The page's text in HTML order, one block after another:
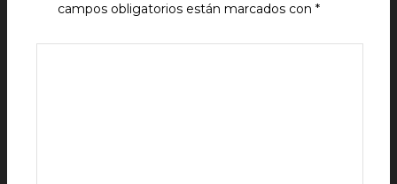
campos obligatorios están marcados con*